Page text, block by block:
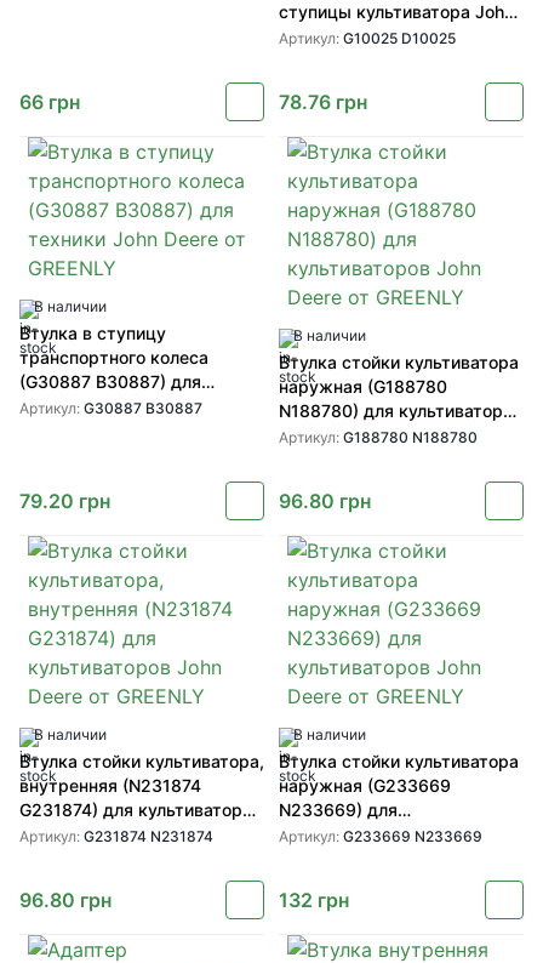
66 грн
ступицы культиватора John
Deere от GREENLY
Артикул: G10025 D10025
78.76 грн
В наличии
Втулка в ступицу
транспортного колеса
(G30887 B30887) для
техники John Deere от
Артикул: G30887 B30887
79.20 грн
В наличии
Втулка стойки культиватора
наружная (G188780
N188780) для культиваторов
John Deere от GREENLY
Артикул: G188780 N188780
96.80 грн
В наличии
Втулка стойки культиватора,
внутренняя (N231874
G231874) для культиваторов
John Deere от GREENLY
Артикул: G231874 N231874
96.80 грн
В наличии
Втулка стойки культиватора
наружная (G233669
N233669) для
культиваторов John Deere от
Артикул: G233669 N233669
132 грн